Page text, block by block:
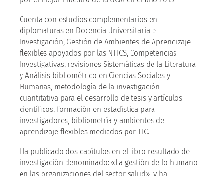
Cuenta con estudios complementarios en
diplomaturas en Docencia Universitaria e
Investigación, Gestión de Ambientes de Aprendizaje
flexibles apoyados por las NTICS, Competencias
Investigativas, revisiones Sistemáticas de la Literatura
y Análisis bibliométrico en Ciencias Sociales y
Humanas, metodología de la investigación
cuantitativa para el desarrollo de tesis y artículos
científicos, formación en estadística para
investigadores, bibliometría y ambientes de
aprendizaje flexibles mediados por TIC.
Ha publicado dos capítulos en el libro resultado de
investigación denominado: «La gestión de lo humano
en las organizaciones del sector salud», y ha